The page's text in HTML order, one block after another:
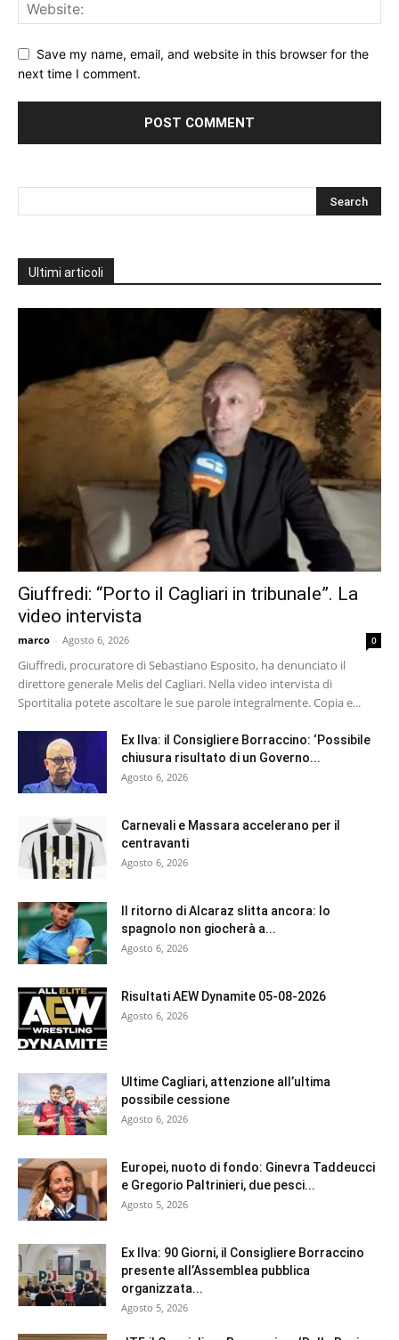
Save my name, email, and website in this browser for the
next time I comment.
Ultimi articoli
Giuffredi: “Porto il Cagliari in tribunale”. La
video intervista
marco - Agosto 6, 2026 0
Giuffredi, procuratore di Sebastiano Esposito, ha denunciato il
direttore generale Melis del Cagliari. Nella video intervista di
Sportitalia potete ascoltare le sue parole integralmente. Copia e...
Ex Ilva: il Consigliere Borraccino: ‘Possibile
chiusura risultato di un Governo...
Agosto 6, 2026
Carnevali e Massara accelerano per il
centravanti
Agosto 6, 2026
Il ritorno di Alcaraz slitta ancora: lo
spagnolo non giocherà a...
Agosto 6, 2026
Risultati AEW Dynamite 05-08-2026
Agosto 6, 2026
Ultime Cagliari, attenzione all’ultima
possibile cessione
Agosto 6, 2026
Europei, nuoto di fondo: Ginevra Taddeucci
e Gregorio Paltrinieri, due pesci...
Agosto 5, 2026
Ex Ilva: 90 Giorni, il Consigliere Borraccino
presente all’Assemblea pubblica
organizzata...
Agosto 5, 2026